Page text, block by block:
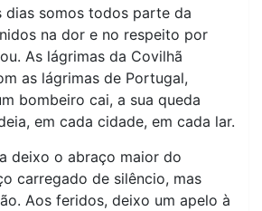
dias somos todos parte da
na dor e no respeito por
As lágrimas da Covilhã
as lágrimas de Portugal,
bombeiro cai, a sua queda
em cada cidade, em cada lar.
deixo o abraço maior do
carregado de silêncio, mas
Aos feridos, deixo um apelo à